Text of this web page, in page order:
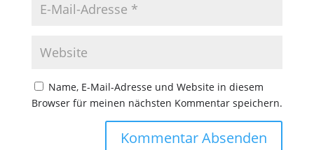
Name, E-Mail-Adresse und Website in diesem
Browser für meinen nächsten Kommentar speichern.